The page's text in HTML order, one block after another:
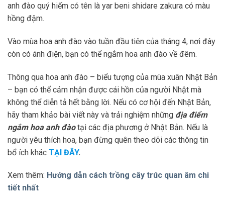
anh đào quý hiếm có tên là yar beni shidare zakura có màu
hồng đậm.
Vào mùa hoa anh đào vào tuần đầu tiên của tháng 4, nơi đây
còn có ánh điện, bạn có thể ngắm hoa anh đào về đêm.
Thông qua hoa anh đào – biểu tượng của mùa xuân Nhật Bản
– bạn có thể cảm nhận được cái hồn của người Nhật mà
không thể diễn tả hết bằng lời. Nếu có cơ hội đến Nhật Bản,
hãy tham khảo bài viết này và trải nghiệm những địa điểm
ngắm hoa anh đàotại các địa phương ở Nhật Bản. Nếu là
người yêu thích hoa, bạn đừng quên theo dõi các thông tin
bổ ích khác TẠI ĐÂY.
Xem thêm: Hướng dẫn cách trồng cây trúc quan âm chi
tiết nhất